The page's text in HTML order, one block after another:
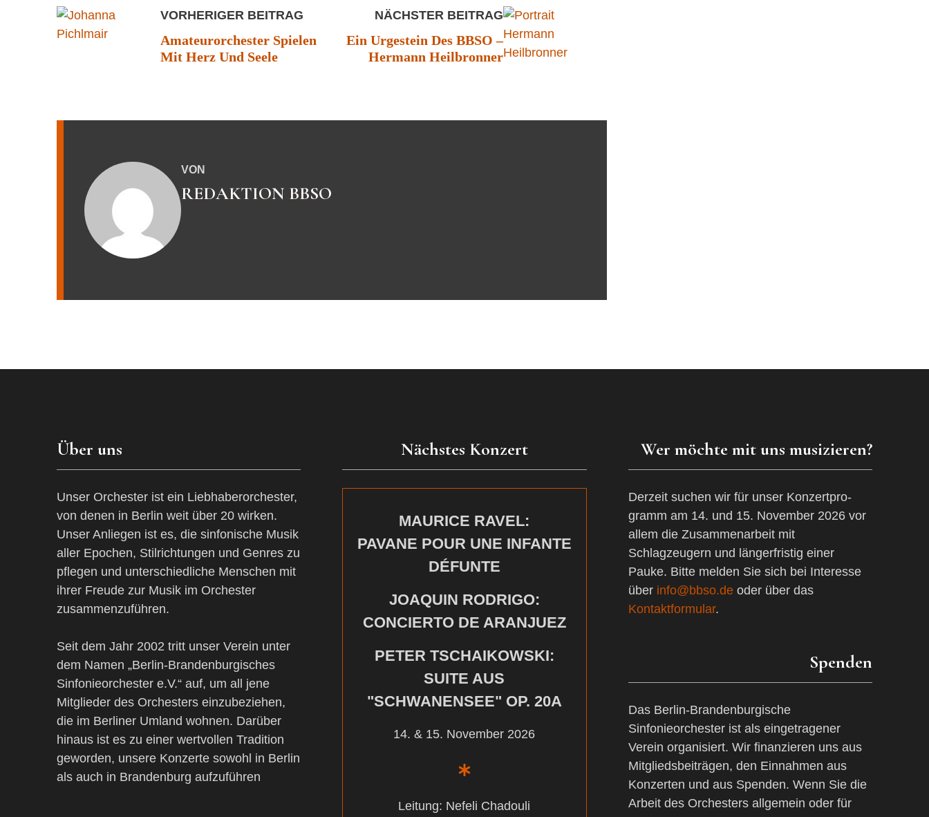
VORHERIGER BEITRAG
Amateurorchester Spielen
Mit Herz Und Seele
NÄCHSTER BEITRAG
Ein Urgestein Des BBSO –
Hermann Heilbronner
VON
REDAKTION BBSO
Über uns
Unser Orchester ist ein Liebhaberorchester,
von denen in Berlin weit über 20 wirken.
Unser Anliegen ist es, die sinfonische Musik
aller Epochen, Stilrichtungen und Genres zu
pflegen und unterschiedliche Menschen mit
ihrer Freude zur Musik im Orchester
zusammenzuführen.
Seit dem Jahr 2002 tritt unser Verein unter
dem Namen „Berlin-Brandenburgisches
Sinfonieorchester e.V.“ auf, um all jene
Mitglieder des Orchesters einzubeziehen,
die im Berliner Umland wohnen. Darüber
hinaus ist es zu einer wertvollen Tradition
geworden, unsere Konzerte sowohl in Berlin
als auch in Brandenburg aufzuführen
Nächstes Konzert
MAURICE RAVEL:
PAVANE POUR UNE INFANTE
DÉFUNTE
JOAQUIN RODRIGO:
CONCIERTO DE ARANJUEZ
PETER TSCHAIKOWSKI:
SUITE AUS
"SCHWANENSEE" OP. 20A
14. & 15. November 2026
Leitung: Nefeli Chadouli
Wer möchte mit uns musizieren?
Derzeit suchen wir für unser Konzertpro-
gramm am 14. und 15. November 2026 vor
allem die Zusammenarbeit mit
Schlagzeugern und längerfristig einer
Pauke. Bitte melden Sie sich bei Interesse
über info@bbso.deoder über das
Kontaktformular.
Spenden
Das Berlin-Brandenburgische
Sinfonieorchester ist als eingetragener
Verein organisiert. Wir finanzieren uns aus
Mitgliedsbeiträgen, den Einnahmen aus
Konzerten und aus Spenden. Wenn Sie die
Arbeit des Orchesters allgemein oder für